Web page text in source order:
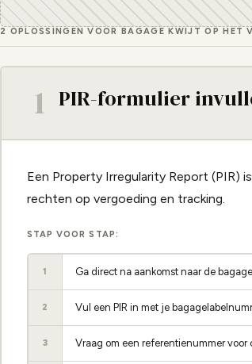
2 OPLOSSINGEN VOOR BAGAGE KWIJT OP HET
1 PIR-formulier
Een Property Irregularity Report (PIR)
rechten op vergoeding en tracking.
STAP VOOR STAP:
1 Ga direct na aankomst naar de
2 Vul een PIR in met je
3 Vraag om een referentienummer voor